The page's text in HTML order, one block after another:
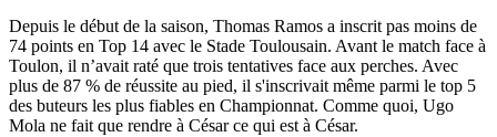
Depuis le début de la saison, Thomas Ramos a inscrit pas moins de
74 points en Top 14 avec le Stade Toulousain. Avant le match face à
Toulon, il n’avait raté que trois tentatives face aux perches. Avec
plus de 87 % de réussite au pied, il s'inscrivait même parmi le top 5
des buteurs les plus fiables en Championnat. Comme quoi, Ugo
Mola ne fait que rendre à César ce qui est à César.